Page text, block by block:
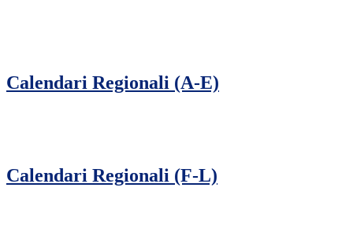
Calendari Regionali (A-E)
Calendari Regionali (F-L)